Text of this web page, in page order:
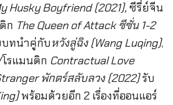
Husky Boyfriend (2021), ซีรี่ย์จีน
ก The Queen of Attack ซีซั่น 1-2
บทนำคู่กับหวังลู่ฉิง (Wang Luqing),
รแมนติก Contractual Love
พักตร์สลับลวง (2022)รับ
พร้อมด้วยอีก 2 เรื่องที่ออนแอร์